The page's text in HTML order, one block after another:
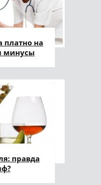
платно на
минусы
правда